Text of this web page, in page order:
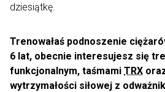
dziesiątkę.
Trenowałaś podnoszenie
6 lat, obecnie interesujesz się
funkcjonalnym, taśmami TRX
wytrzymałości siłowej z